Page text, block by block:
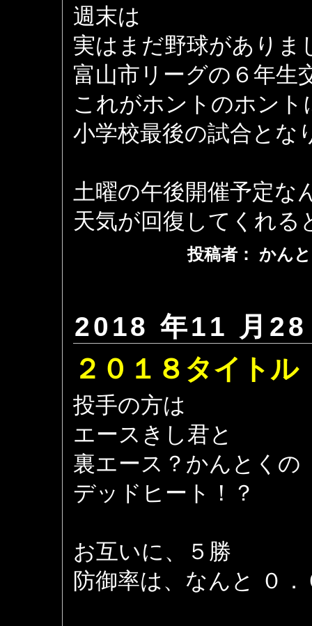
週末は
実はまだ野球がありま
富山市リーグの６年生
これがホントのホント
小学校最後の試合とな
土曜の午後開催予定な
天気が回復してくれる
投稿者： かん
2018 年11 月
２０１８タイト
投手の方は
エースきし君と
裏エース？かんとくの
デッドヒート！？
お互いに、５勝
防御率は、なんと ０．